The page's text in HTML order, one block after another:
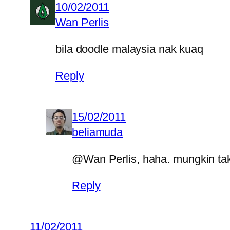
10/02/2011
Wan Perlis
bila doodle malaysia nak kuaq
Reply
15/02/2011
beliamuda
@Wan Perlis, haha. mungkin
Reply
11/02/2011